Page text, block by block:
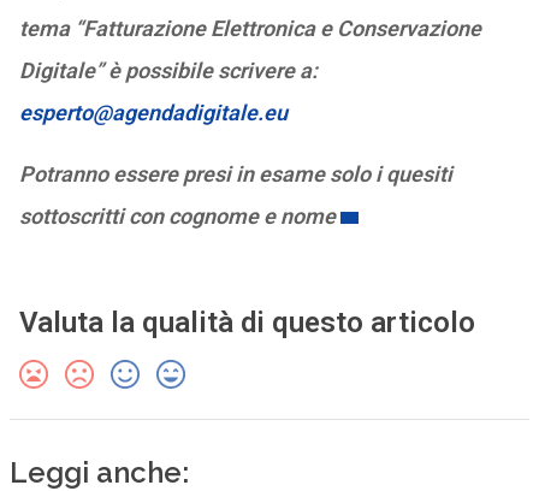
tema “Fatturazione Elettronica e Conservazione
Digitale” è possibile scrivere a:
esperto@agendadigitale.eu
Potranno essere presi in esame solo i quesiti
sottoscritti con cognome e nome
Valuta la qualità di questo articolo
Leggi anche: